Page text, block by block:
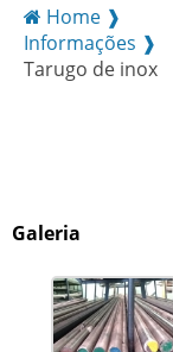
Home ❱
Informações ❱
Tarugo de inox
Galeria